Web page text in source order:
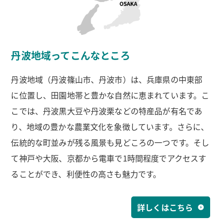
丹波地域ってこんなところ
丹波地域（丹波篠山市、丹波市）は、兵庫県の中東部
に位置し、田園地帯と豊かな自然に恵まれています。こ
こでは、丹波黒大豆や丹波栗などの特産品が有名であ
り、地域の豊かな農業文化を象徴しています。さらに、
伝統的な町並みが残る風景も見どころの一つです。そし
て神戸や大阪、京都から電車で1時間程度でアクセスす
ることができ、利便性の高さも魅力です。
詳しくはこちら